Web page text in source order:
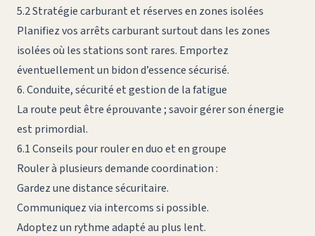
5.2 Stratégie carburant et réserves en zones isolées
Planifiez vos arrêts carburant surtout dans les zones
isolées où les stations sont rares. Emportez
éventuellement un bidon d’essence sécurisé.
6. Conduite, sécurité et gestion de la fatigue
La route peut être éprouvante ; savoir gérer son énergie
est primordial.
6.1 Conseils pour rouler en duo et en groupe
Rouler à plusieurs demande coordination :
Gardez une distance sécuritaire.
Communiquez via intercoms si possible.
Adoptez un rythme adapté au plus lent.